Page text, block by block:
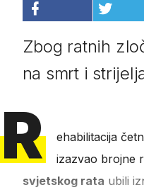
Zbog ratnih
na smrt i
R ehabilitacija
izazvao brojne
svjetskog rata ubili